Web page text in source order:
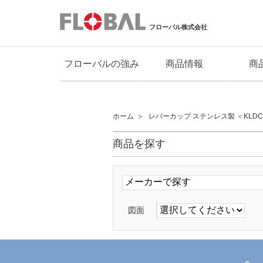
フローバル株式会社
フローバルの強み 商品情報 商
ホーム レバーカップ ステンレス製 ＜KLDC
商品を探す
図面